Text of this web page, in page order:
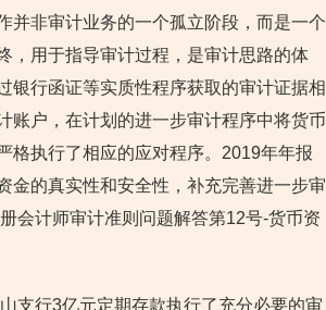
并非审计业务的一个孤立阶段，而是一个
，用于指导审计过程，是审计思路的体
银行函证等实质性程序获取的审计证据相
账户，在计划的进一步审计程序中将货币
格执行了相应的应对程序。2019年年报
金的真实性和安全性，补充完善进一步审
会计师审计准则问题解答第12号-货币资
支行3亿元定期存款执行了充分必要的审